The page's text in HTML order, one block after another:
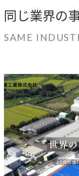
同じ業界の
SAME